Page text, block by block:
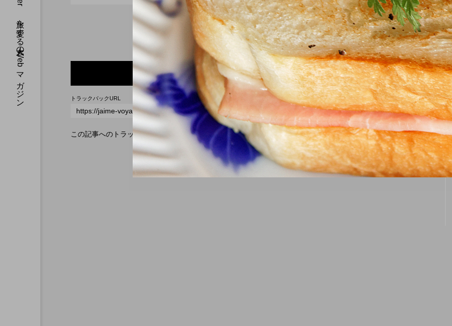
Voyager 旅を愛する大人のWebマガジン コンバージョンが際立つSHIFT HOTEL SHIBUYA JINNAN
コメント
0 トラックバック
トラックバックURL
この記事へのトラックバックはありません。